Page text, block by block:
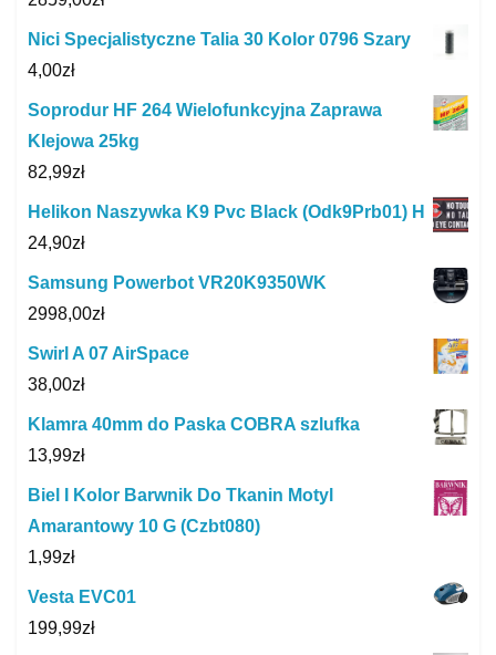
Nici Specjalistyczne Talia 30 Kolor 0796 Szary
4,00zł
Soprodur HF 264 Wielofunkcyjna Zaprawa
Klejowa 25kg
82,99zł
Helikon Naszywka K9 Pvc Black (Odk9Prb01) H
24,90zł
Samsung Powerbot VR20K9350WK
2998,00zł
Swirl A 07 AirSpace
38,00zł
Klamra 40mm do Paska COBRA szlufka
13,99zł
Biel I Kolor Barwnik Do Tkanin Motyl
Amarantowy 10 G (Czbt080)
1,99zł
Vesta EVC01
199,99zł